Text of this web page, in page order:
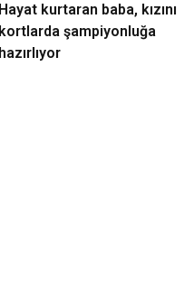
Hayat kurtaran baba, kızını
kortlarda şampiyonluğa
hazırlıyor